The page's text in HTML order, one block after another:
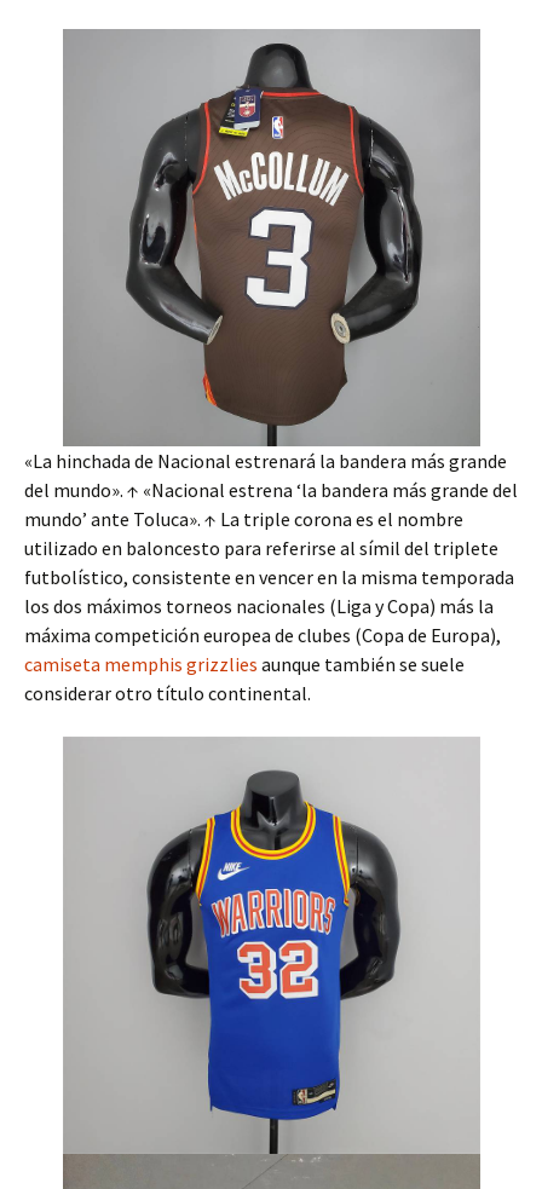
«La hinchada de Nacional estrenará la bandera más grande
del mundo». ↑ «Nacional estrena ‘la bandera más grande del
mundo’ ante Toluca». ↑ La triple corona es el nombre
utilizado en baloncesto para referirse al símil del triplete
futbolístico, consistente en vencer en la misma temporada
los dos máximos torneos nacionales (Liga y Copa) más la
máxima competición europea de clubes (Copa de Europa),
camiseta memphis grizzlies aunque también se suele
considerar otro título continental.